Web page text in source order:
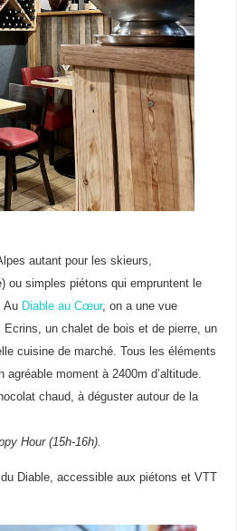
autant pour les skieurs,
ou simples piétons qui empruntent le
Au Diable au Cœur, on a une vue
un chalet de bois et de pierre, un
cuisine de marché. Tous les éléments
moment à 2400m d’altitude.
chaud, à déguster autour de la
Hour (15h-16h).
Diable, accessible aux piétons et VTT